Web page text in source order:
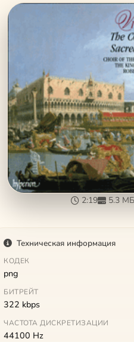
2:19 5.3 МБ
Техническая информация
КОДЕК
png
БИТРЕЙТ
322 kbps
ЧАСТОТА ДИСКРЕТИЗАЦИИ
44100 Hz